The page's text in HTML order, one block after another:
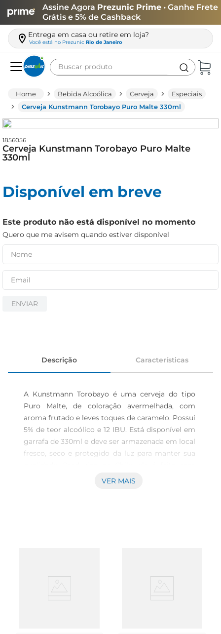
Assine Agora Prezunic Prime • Ganhe Frete
Grátis e 5% de Cashback
Entrega em casa ou retire em loja?
Você está no Prezunic Rio de Janeiro
Buscar produto
Bebida Alcoólica Cerveja
Especiais
Cerveja Kunstmann Torobayo Puro Malte 330ml
1856056
Cerveja Kunstmann Torobayo Puro Malte
330ml
Disponível em breve
Este produto não está disponível no momento
Quero que me avisem quando estiver disponível
ENVIAR
Descrição Características
A Kunstmann Torobayo é uma cerveja do tipo
Puro Malte, de coloração avermelhada, com
aroma frutado e leves toques de caramelo. Possui
5% de teor alcoólico e 12 IBU. Está disponível em
garrafa de 330ml e deve ser armazenada em local
fresco, seco e protegido da luz para manter sua
ingredientes tradicionais: água, malte de cevada,
equilíbrio entre dulçor do malte e amargor
VER MAIS
leite
queijo
azeite
iogurte
papel higiênico
cerveja